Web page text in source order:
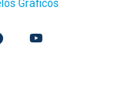
Gráficos